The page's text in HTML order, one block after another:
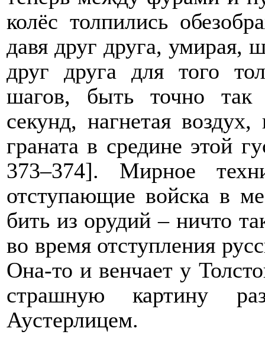
колёс толпились
давя друг друга, умирая,
друг друга для того
шагов, быть точно
секунд, нагнетая
граната в средине этой
373–374]. Мирное
отступающие войска в
бить из орудий – ничто
во время отступления
Она-то и венчает у
страшную картину
Аустерлицем.